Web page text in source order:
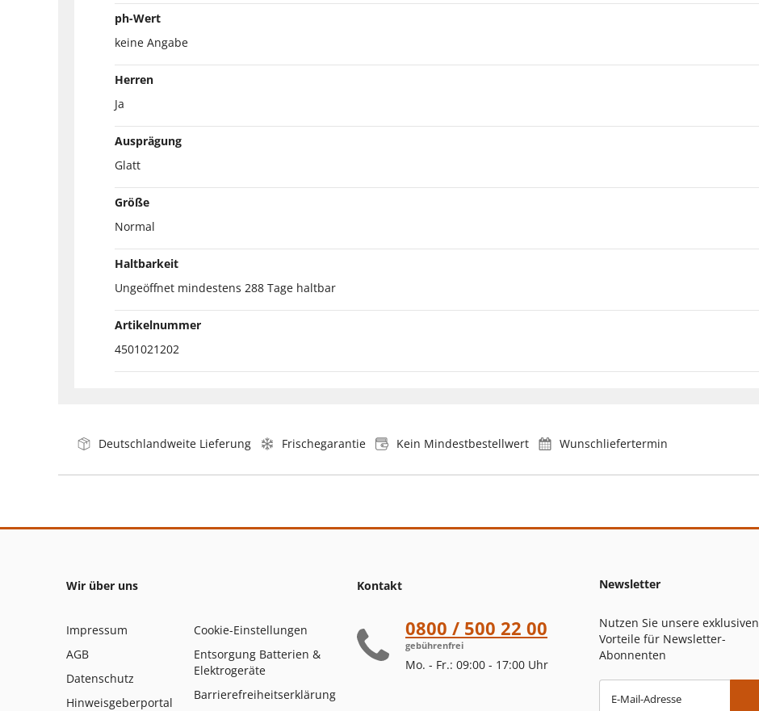
ph-Wert
keine Angabe
Herren
Ja
Ausprägung
Glatt
Größe
Normal
Haltbarkeit
Ungeöffnet mindestens 288 Tage haltbar
Artikelnummer
4501021202
Deutschlandweite Lieferung Frischegarantie Kein Mindestbestellwert Wunschliefertermin
Wir über uns
Impressum
AGB
Datenschutz
Hinweisgeberportal
Cookie-Einstellungen
Entsorgung Batterien &
Elektrogeräte
Barrierefreiheitserklärung
Kontakt
0800 / 500 22 00
gebührenfrei
Mo. - Fr.: 09:00 - 17:00 Uhr
Newsletter
Nutzen Sie unsere exklusiven
Vorteile für Newsletter-
Abonnenten
E-Mail-Adresse